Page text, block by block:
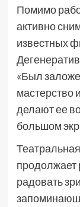
Помимо
активно
известных
«Был
мастерство
делают ее
большом
продолжает
радовать